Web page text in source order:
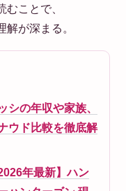
ことで、
が深まる。
シの年収や家族、
ウド比較を徹底解
2026年最新】ハン